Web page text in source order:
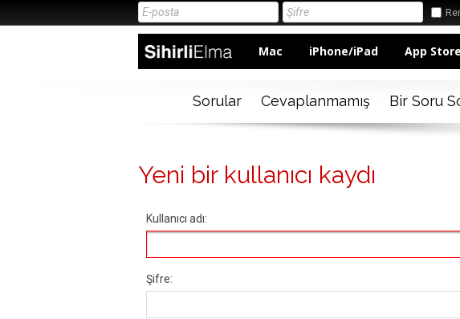
Mac iPhone/iPad App Store
Sorular Cevaplanmamış Bir Soru
Yeni bir kullanıcı kaydı
Kullanıcı adı:
Şifre: